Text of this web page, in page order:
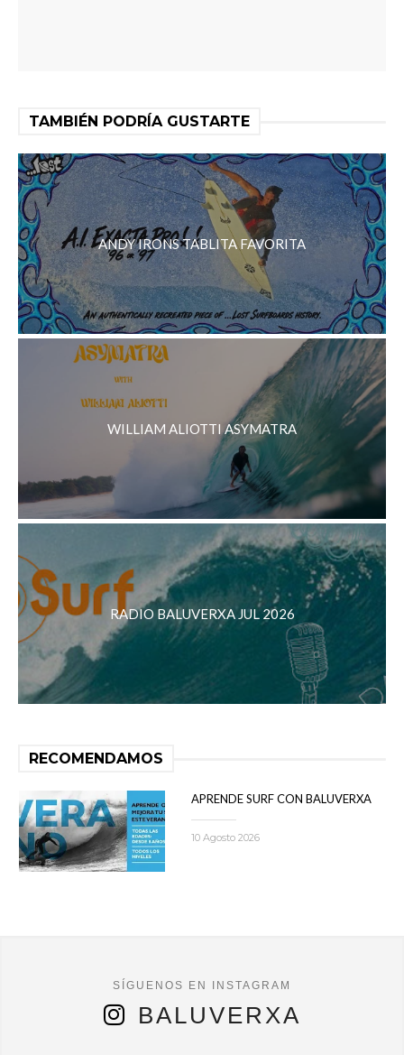
TAMBIÉN PODRÍA GUSTARTE
ANDY IRONS TABLITA FAVORITA
WILLIAM ALIOTTI ASYMATRA
RADIO BALUVERXA JUL 2026
RECOMENDAMOS
APRENDE SURF CON BALUVERXA
10 Agosto 2026
BALUVERXA